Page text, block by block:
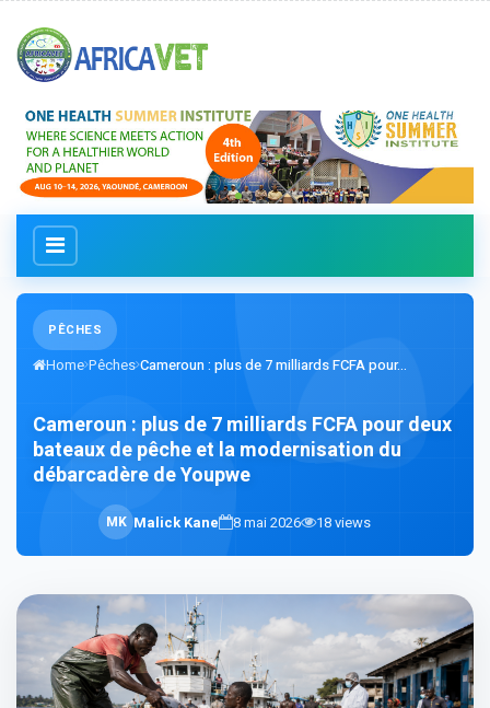
Home Pêches Cameroun : plus de 7 milliards FCFA pour...
PÊCHES
Cameroun : plus de 7 milliards FCFA pour deux
bateaux de pêche et la modernisation du
débarcadère de Youpwe
MK Malick Kane 8 mai 2026 18views